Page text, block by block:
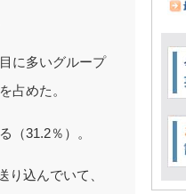
に多いグループ
占めた。
（31.2％）。
り込んでいて、